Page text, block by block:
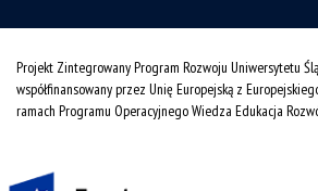
Projekt Zintegrowany Program Rozwoju Uniwersytetu
współfinansowany przez Unię Europejską z
ramach Programu Operacyjnego Wiedza Edukacja